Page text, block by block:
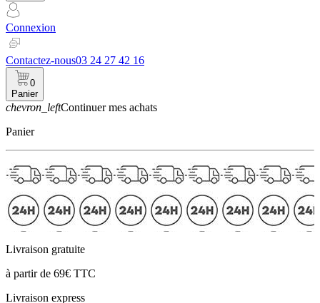
Connexion
Contactez-nous03 24 27 42 16
0
Panier
chevron_leftContinuer mes achats
Panier
Livraison gratuite
à partir de 69€ TTC
Livraison express